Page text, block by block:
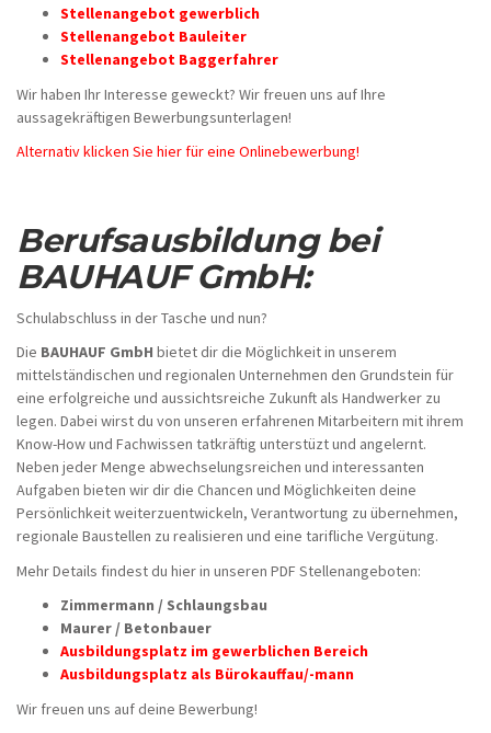
Stellenangebot gewerblich
Stellenangebot Bauleiter
Stellenangebot Baggerfahrer
Wir haben Ihr Interesse geweckt? Wir freuen uns auf Ihre
aussagekräftigen Bewerbungsunterlagen!
Alternativ klicken Sie hier für eine Onlinebewerbung!
Berufsausbildung bei
BAUHAUF GmbH:
Schulabschluss in der Tasche und nun?
Die BAUHAUF GmbH bietet dir die Möglichkeit in unserem
mittelständischen und regionalen Unternehmen den Grundstein für
eine erfolgreiche und aussichtsreiche Zukunft als Handwerker zu
legen. Dabei wirst du von unseren erfahrenen Mitarbeitern mit ihrem
Know-How und Fachwissen tatkräftig unterstüzt und angelernt.
Neben jeder Menge abwechselungsreichen und interessanten
Aufgaben bieten wir dir die Chancen und Möglichkeiten deine
Persönlichkeit weiterzuentwickeln, Verantwortung zu übernehmen,
regionale Baustellen zu realisieren und eine tarifliche Vergütung.
Mehr Details findest du hier in unseren PDF Stellenangeboten:
Zimmermann / Schlaungsbau
Maurer / Betonbauer
Ausbildungsplatz im gewerblichen Bereich
Ausbildungsplatz als Bürokauffau/-mann
Wir freuen uns auf deine Bewerbung!